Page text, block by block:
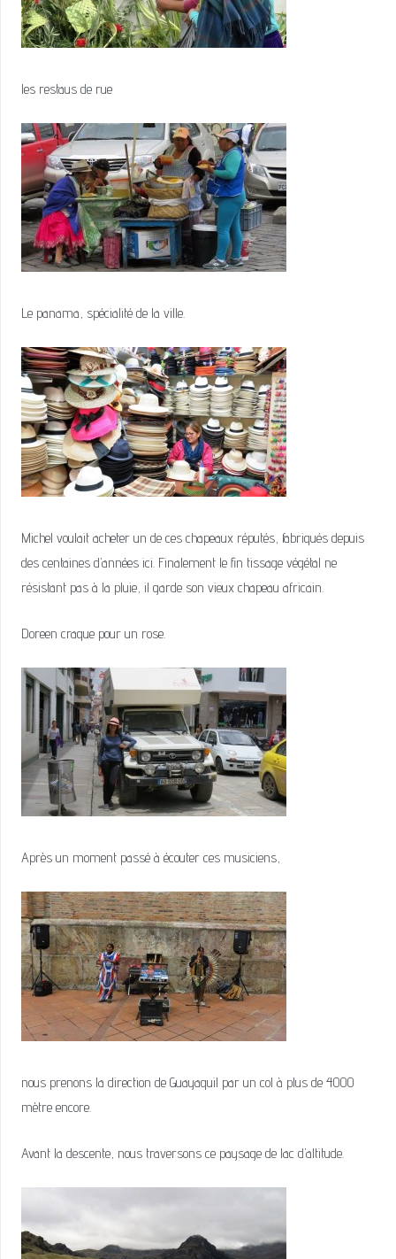
les restaus de rue
Le panama, spécialité de la ville.
Michel voulait acheter un de ces chapeaux réputés, fabriqués depuis
des centaines d’années ici. Finalement le fin tissage végétal ne
résistant pas à la pluie, il garde son vieux chapeau africain.
Doreen craque pour un rose.
Après un moment passé à écouter ces musiciens,
nous prenons la direction de Guayaquil par un col à plus de 4000
mètre encore.
Avant la descente, nous traversons ce paysage de lac d’altitude.